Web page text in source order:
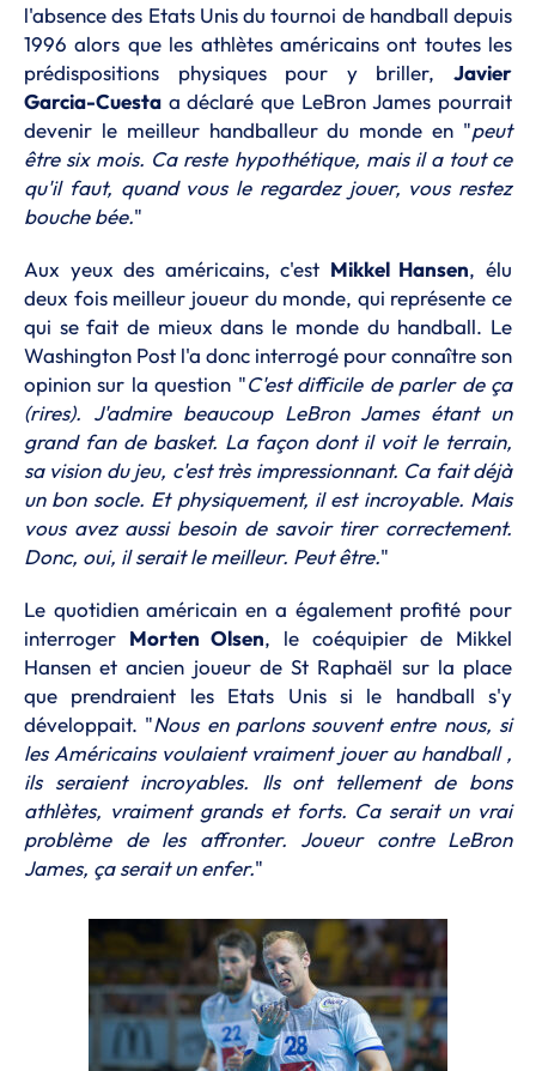
l'absence des Etats Unis du tournoi de handball depuis
1996 alors que les athlètes américains ont toutes les
prédispositions physiques pour y briller, Javier
Garcia-Cuesta a déclaré que LeBron James pourrait
devenir le meilleur handballeur du monde en "peut
être six mois. Ca reste hypothétique, mais il a tout ce
qu'il faut, quand vous le regardez jouer, vous restez
bouche bée."
Aux yeux des américains, c'est Mikkel Hansen, élu
deux fois meilleur joueur du monde, qui représente ce
qui se fait de mieux dans le monde du handball. Le
Washington Post l'a donc interrogé pour connaître son
opinion sur la question "C'est difficile de parler de ça
(rires). J'admire beaucoup LeBron James étant un
grand fan de basket. La façon dont il voit le terrain,
sa vision du jeu, c'est très impressionnant. Ca fait déjà
un bon socle. Et physiquement, il est incroyable. Mais
vous avez aussi besoin de savoir tirer correctement.
Donc, oui, il serait le meilleur. Peut être."
Le quotidien américain en a également profité pour
interroger Morten Olsen, le coéquipier de Mikkel
Hansen et ancien joueur de St Raphaël sur la place
que prendraient les Etats Unis si le handball s'y
développait. "Nous en parlons souvent entre nous, si
les Américains voulaient vraiment jouer au handball ,
ils seraient incroyables. Ils ont tellement de bons
athlètes, vraiment grands et forts. Ca serait un vrai
problème de les affronter. Joueur contre LeBron
James, ça serait un enfer."